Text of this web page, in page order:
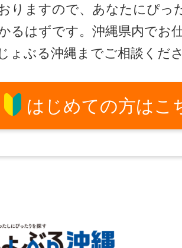
りますので、あなたにぴっ
るはずです。沖縄県内でお
ょぶる沖縄までご相談くだ
はじめての方はこ